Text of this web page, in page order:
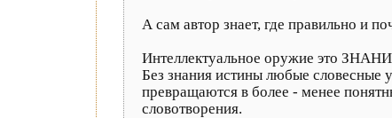
А сам автор знает, где правильно и
Интеллектуальное оружие это
Без знания истины любые словесные
превращаются в более - менее
словотворения.